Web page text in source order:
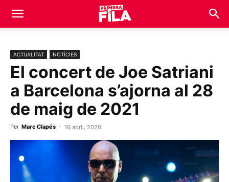
ACTUALITAT NOTÍCIES
El concert de Joe Satriani
a Barcelona s’ajorna al 28
de maig de 2021
Per Marc Clapés - 16 abril, 2020